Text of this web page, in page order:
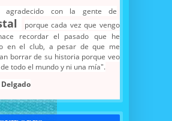
agradecido con la gente de
porque cada vez que vengo
recordar el pasado que he
en el club, a pesar de que me
borrar de su historia porque veo
todo el mundo y ni una mía".